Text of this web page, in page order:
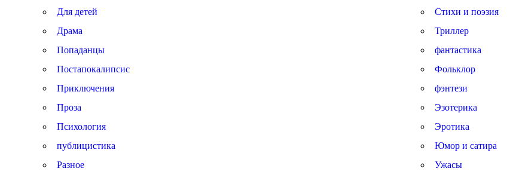
Для детей
Драма
Попаданцы
Постапокалипсис
Приключения
Проза
Психология
публицистика
Разное
Стихи и поэзия
Триллер
фантастика
Фольклор
фэнтези
Эзотерика
Эротика
Юмор и сатира
Ужасы